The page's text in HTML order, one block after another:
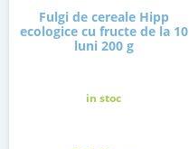
Fulgi de cereale Hipp
ecologice cu fructe de la 10
luni 200 g
in stoc